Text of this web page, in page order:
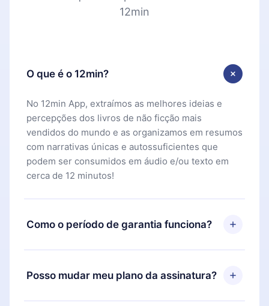
12min
O que é o 12min?
No 12min App, extraímos as melhores ideias e
percepções dos livros de não ficção mais
vendidos do mundo e as organizamos em resumos
com narrativas únicas e autossuficientes que
podem ser consumidos em áudio e/ou texto em
cerca de 12 minutos!
Como o período de garantia funciona?
aproveitar nossa biblioteca. Se por algum motivo
não ficar satisfeito com nossa plataforma, basta
Posso mudar meu plano da assinatura?